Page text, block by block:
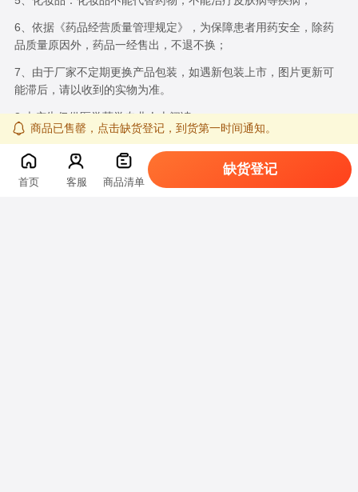
6、依据《药品经营质量管理规定》，为保障患者用药安全，除药
品质量原因外，药品一经售出，不退不换；
7、由于厂家不定期更换产品包装，如遇新包装上市，图片更新可
能滞后，请以收到的实物为准。
8.本广告仅供医学药学专业人士阅读
商品已售罄，点击缺货登记，到货第一时间通知。
首页 客服 商品清单
缺货登记